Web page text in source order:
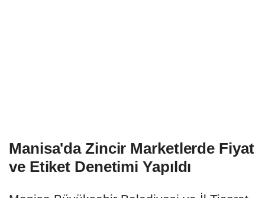
Manisa'da Zincir Marketlerde Fiyat
ve Etiket Denetimi Yapıldı